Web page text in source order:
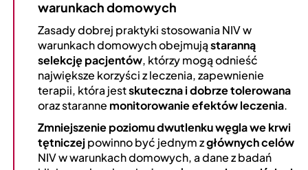
warunkach domowych
Zasady dobrej praktyki stosowania NIV w
warunkach domowych obejmująstaranną
selekcję pacjentów, którzy mogą odnieść
największe korzyści z leczenia, zapewnienie
terapii, która jestskuteczna i dobrze tolerowana
oraz staranne monitorowanie efektów leczenia.
Zmniejszenie poziomu dwutlenku węgla we krwi
tętniczej powinno być jednym zgłównych celów
NIV w warunkach domowych, a dane z badań